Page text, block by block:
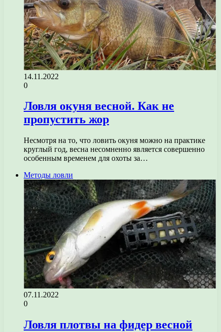
14.11.2022
0
Ловля окуня весной. Как не
пропустить жор
Несмотря на то, что ловить окуня можно на практике
круглый год, весна несомненно является совершенно
особенным временем для охоты за…
Методы ловли
07.11.2022
0
Ловля плотвы на фидер весной